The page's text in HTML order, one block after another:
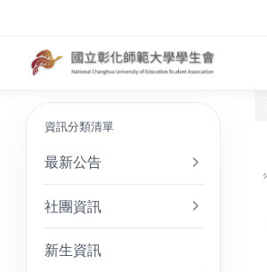
資訊分類清單
最新公告
社團資訊
新生資訊